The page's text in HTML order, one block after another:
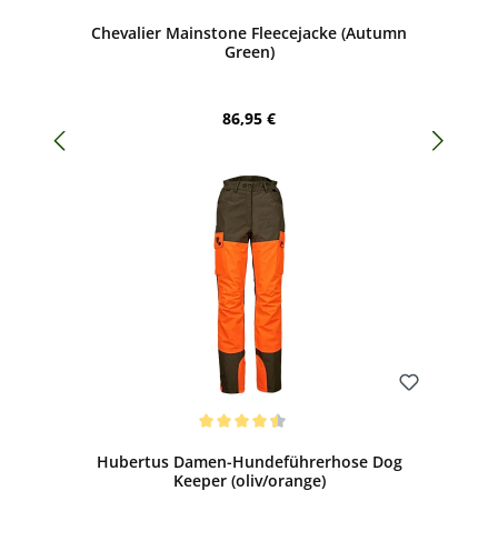
Chevalier Mainstone Fleecejacke (Autumn
Green)
Regulärer Preis:
86,95 €
Hubertus Damen-Hundeführerhose Dog
Keeper (oliv/orange)